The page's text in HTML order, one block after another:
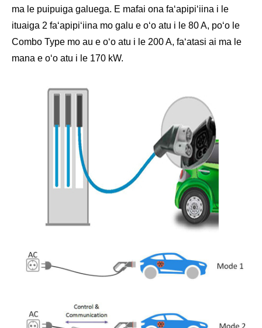
ma le puipuiga galuega. E mafai ona faʻapipiʻiina i le
ituaiga 2 faʻapipiʻiina mo galu e oʻo atu i le 80 A, poʻo le
Combo Type mo au e oʻo atu i le 200 A, faʻatasi ai ma le
mana e oʻo atu i le 170 kW.